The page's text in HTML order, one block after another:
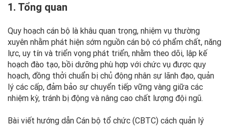
1. Tổng quan
Quy hoạch cán bộ là khâu quan trọng, nhiệm vụ thường
xuyên nhằm phát hiện sớm nguồn cán bộ có phẩm chất, năng
lực, uy tín và triển vọng phát triển, nhằm theo dõi, lập kế
hoạch đào tạo, bồi dưỡng phù hợp với chức vụ được quy
hoạch, đồng thởi chuẩn bị chủ động nhân sự lãnh đạo, quản
lý các cấp, đảm bảo sự chuyển tiếp vững vàng giữa các
nhiệm kỳ, tránh bị động và nâng cao chất lượng đội ngũ.
Bài viết hướng dẫn Cán bộ tổ chức (CBTC) cách quản lý